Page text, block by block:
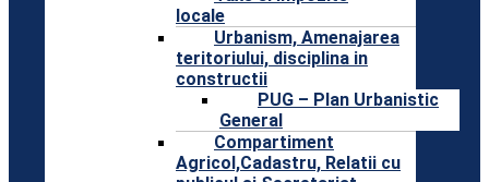
locale
Urbanism, Amenajarea
teritoriului, disciplina in
constructii
PUG – Plan Urbanistic
General
Compartiment
Agricol,Cadastru, Relatii cu